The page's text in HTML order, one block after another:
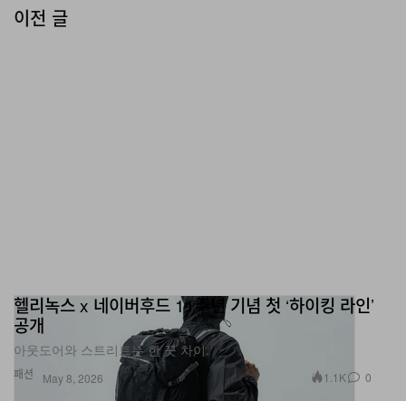
이전 글
패션
헬리녹스 x 네이버후드 11주년 기념 첫 ‘하이킹 라인’
공개
아웃도어와 스트리트는 한 끗 차이.
May 8, 2026 1.1K 0